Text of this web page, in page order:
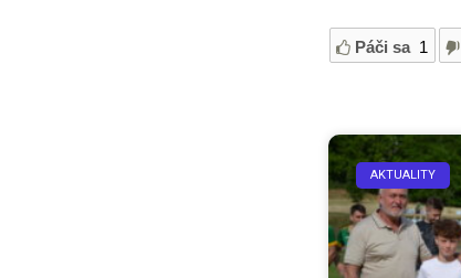
Páči sa 1
AKTUALITY